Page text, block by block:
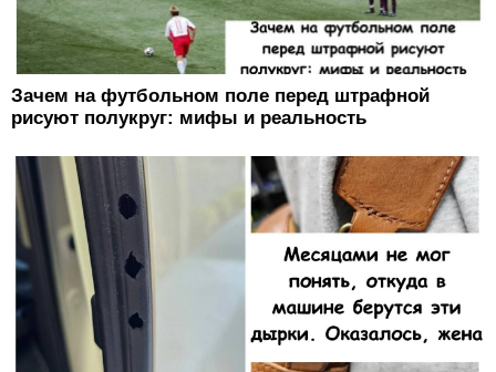
Зачем на футбольном поле перед штрафной
рисуют полукруг: мифы и реальность